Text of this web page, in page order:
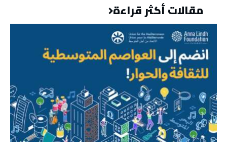
مقالات أكثر قراءة